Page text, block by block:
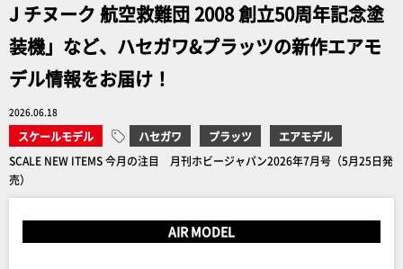
J チヌーク 航空救難団 2008 創立50周年記念塗
装機」など、ハセガワ&プラッツの新作エアモ
デル情報をお届け！
2026.06.18
スケールモデル ハセガワ プラッツ
エアモデル
SCALE NEW ITEMS 今月の注目 月刊ホビージャパン2026年7月号（5月25日発
売）
AIR MODEL